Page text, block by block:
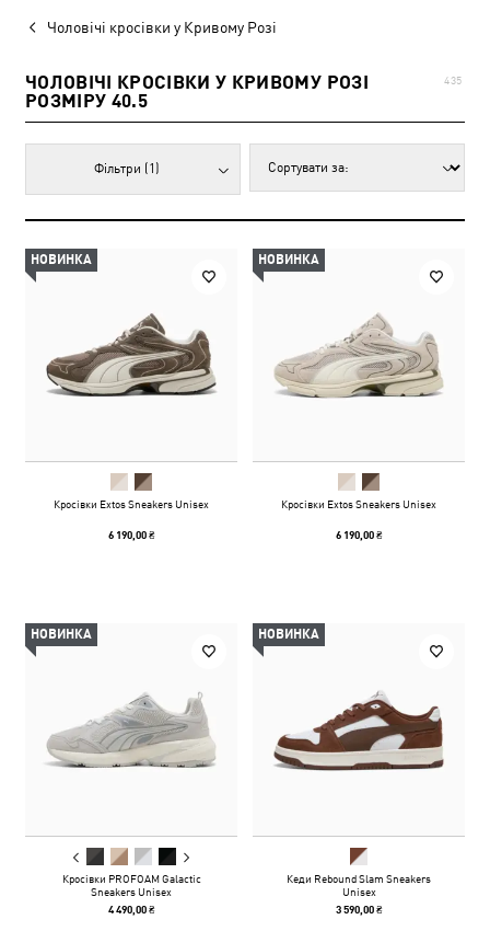
Чоловічі кросівки у Кривому Розі
ЧОЛОВІЧІ КРОСІВКИ У КРИВОМУ РОЗІ
РОЗМІРУ 40.5
435
Фільтри (1)
НОВИНКА
Кросівки Extos Sneakers Unisex
6 190,00 ₴
НОВИНКА
Кросівки Extos Sneakers Unisex
6 190,00 ₴
НОВИНКА
Кросівки PROFOAM Galactic
Sneakers Unisex
4 490,00 ₴
НОВИНКА
Кеди Rebound Slam Sneakers
Unisex
3 590,00 ₴